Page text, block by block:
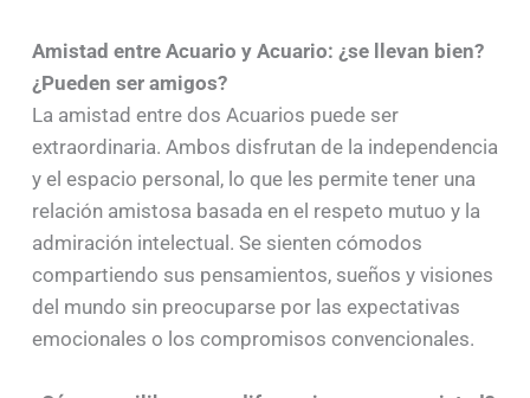
Amistad entre Acuario y Acuario: ¿se llevan bien?
¿Pueden ser amigos?
La amistad entre dos Acuarios puede ser
extraordinaria. Ambos disfrutan de la independencia
y el espacio personal, lo que les permite tener una
relación amistosa basada en el respeto mutuo y la
admiración intelectual. Se sienten cómodos
compartiendo sus pensamientos, sueños y visiones
del mundo sin preocuparse por las expectativas
emocionales o los compromisos convencionales.